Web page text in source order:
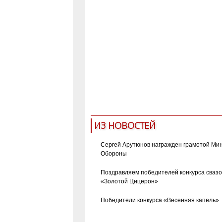
ИЗ НОВОСТЕЙ
Сергей Арутюнов награжден грамотой
Обороны
Поздравляем победителей конкурса
«Золотой Цицерон»
Победители конкурса «Весенняя капель»